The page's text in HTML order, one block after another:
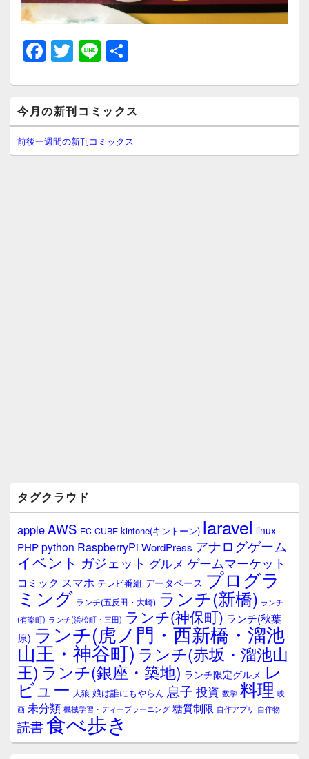
F
a
c
e
b
o
T
wi
tt
er
Li
n
e
イ
ン
サ
イ
今月の新刊コミックス
前後一週間の新刊コミックス
タグクラウド
appleAWS EC-CUBE kintone(キントーン) laravel linux
PHPpython RaspberryPi WordPress アナログゲーム
イベント ガジェット グルメ ゲームマーケット
コミック スマホ テレビ番組 データベース プログラ
ミング ランチ(五反田・大崎) ランチ(新橋) ランチ
(有楽町) ランチ(浜松町・三田) ランチ(神保町) ランチ(秋葉
原) ランチ(虎ノ門・西新橋・溜池
山王・神谷町) ランチ(赤坂・溜池山
王) ランチ(銀座・築地) ランチ限定グルメ レ
ビュー 人狼 娘は誰にもやらん 息子 投資 数学 料理 映
画 未分類 機械学習・ディープラーニング 糖質制限 自作アプリ 自作物
読書食べ歩き